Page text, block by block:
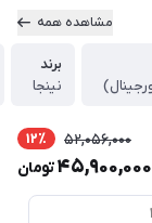
مشاهده همه
برند
نینجا
52,056,000 12٪
45,900,000تومان